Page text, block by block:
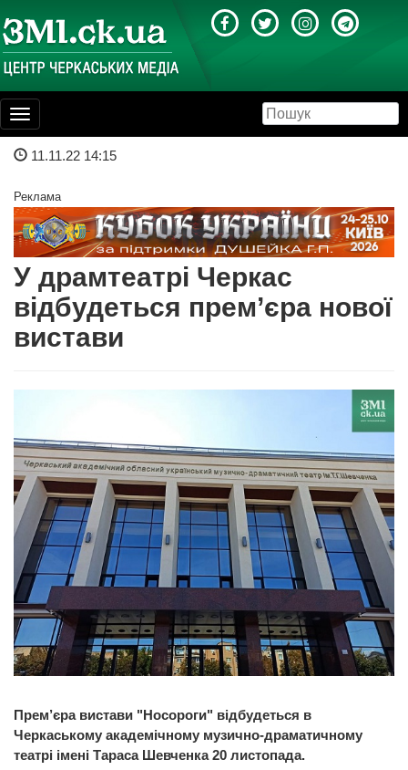
Toggle
navigation
11.11.22 14:15
Реклама
У драмтеатрі Черкас
відбудеться прем’єра нової
вистави
Прем’єра вистави "Носороги" відбудеться в
Черкаському академічному музично-драматичному
театрі імені Тараса Шевченка 20 листопада.